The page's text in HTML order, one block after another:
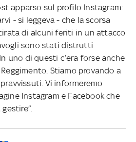
apparso sul profilo Instagram:
- si leggeva - che la scorsa
di alcuni feriti in un attacco
sono stati distrutti
uno di questi c’era forse anche
Stiamo provando a
Vi informeremo
Instagram e Facebook che